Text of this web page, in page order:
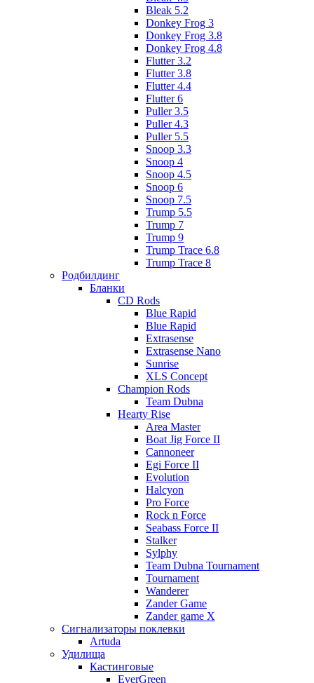
Bleak 5.2
Donkey Frog 3
Donkey Frog 3.8
Donkey Frog 4.8
Flutter 3.2
Flutter 3.8
Flutter 4.4
Flutter 6
Puller 3.5
Puller 4.3
Puller 5.5
Snoop 3.3
Snoop 4
Snoop 4.5
Snoop 6
Snoop 7.5
Trump 5.5
Trump 7
Trump 9
Trump Trace 6.8
Trump Trace 8
Родбилдинг
Бланки
CD Rods
Blue Rapid
Blue Rapid
Extrasense
Extrasense Nano
Sunrise
XLS Concept
Champion Rods
Team Dubna
Hearty Rise
Area Master
Boat Jig Force II
Cannoneer
Egi Force II
Evolution
Halcyon
Pro Force
Rock n Force
Seabass Force II
Stalker
Sylphy
Team Dubna Tournament
Tournament
Wanderer
Zander Game
Zander game X
Сигнализаторы поклевки
Artuda
Удилища
Кастинговые
EverGreen